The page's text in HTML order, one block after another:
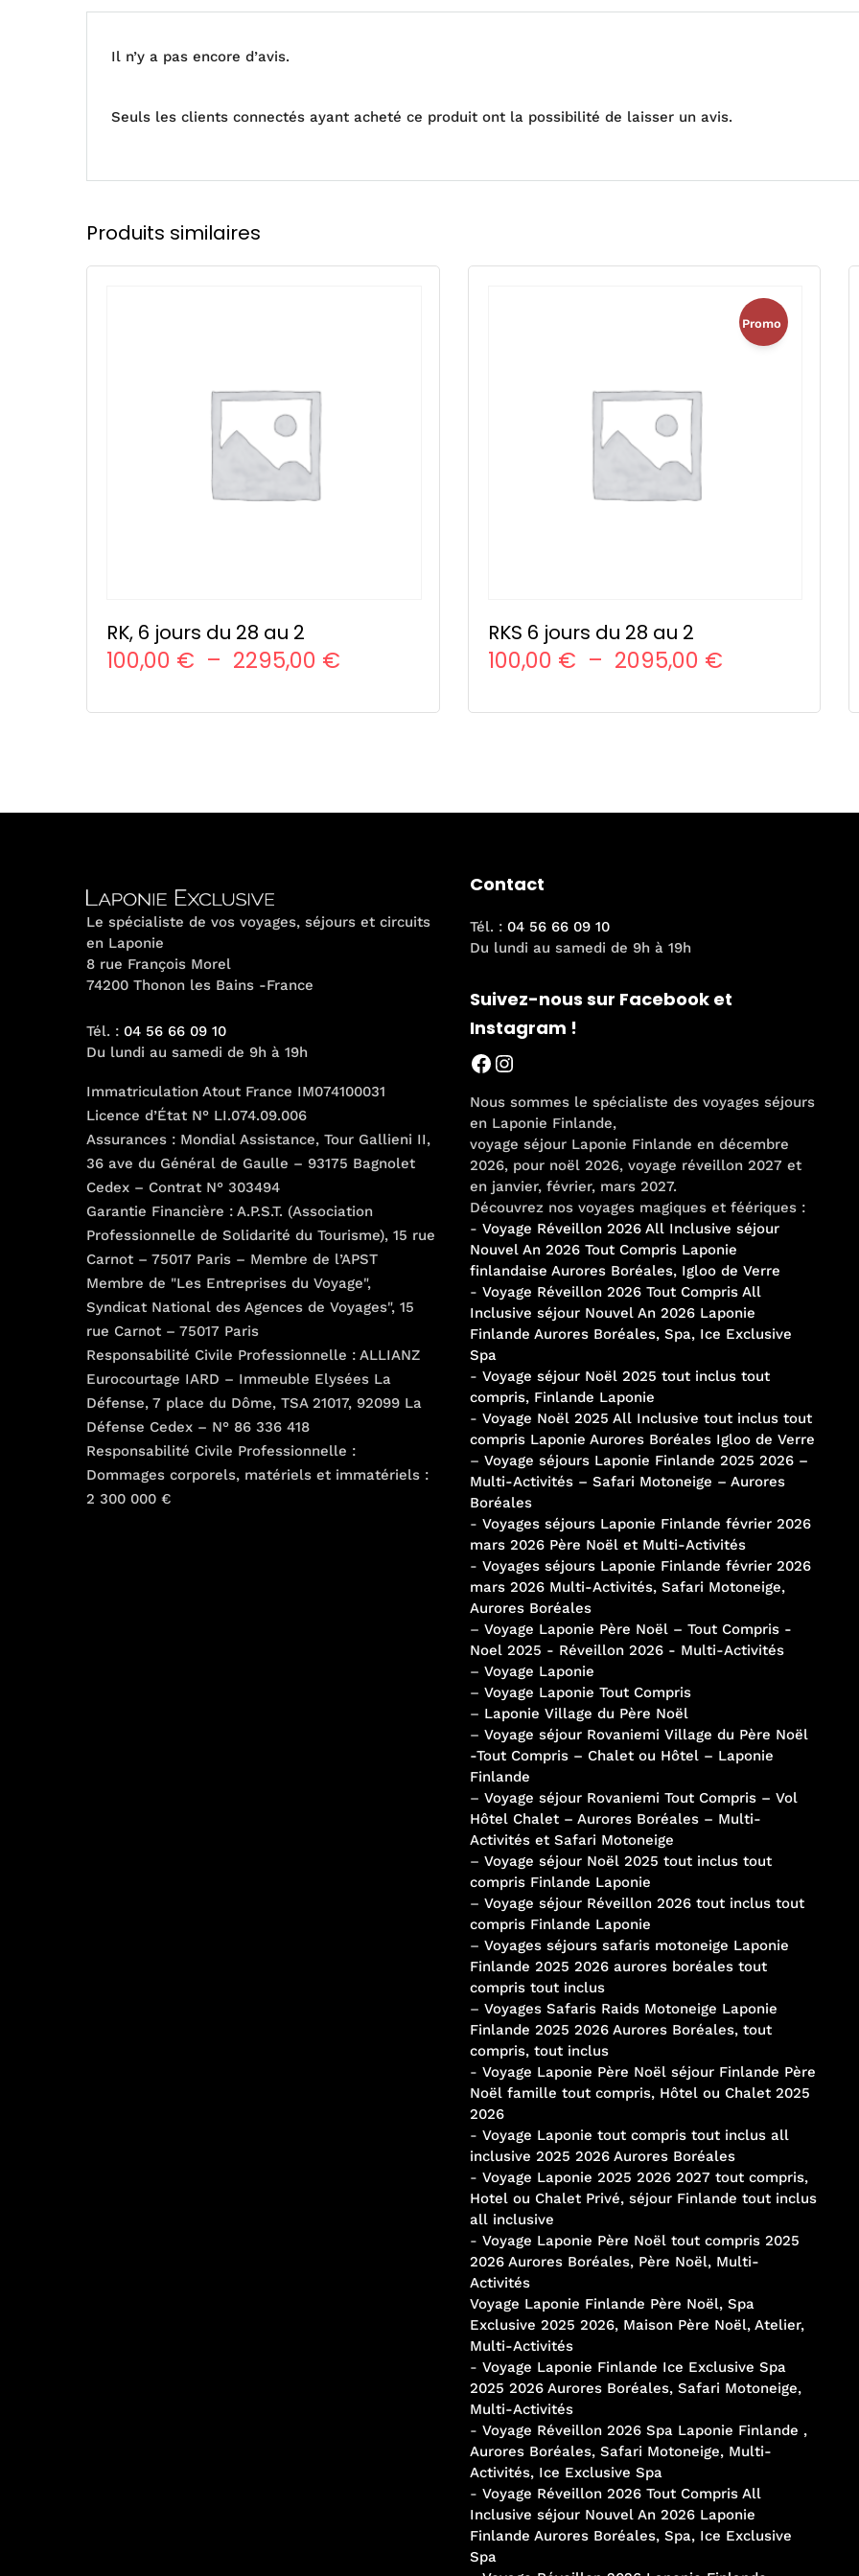
Il n’y a pas encore d’avis.
Seuls les clients connectés ayant acheté ce produit ont la possibilité de laisser un avis.
Produits similaires
RK, 6 jours du 28 au 2
100,00 € – 2295,00 €
prix :
2295,00 €
être
choisies
sur
la
page
produit
Promo
RKS 6 jours du 28 au 2
100,00 € – 2095,00 €Plage
prix :
2095,00 €
être
choisies
sur
page
produit
Le spécialiste de vos voyages, séjours et circuits
en Laponie
8 rue François Morel
74200 Thonon les Bains -France
Tél. : 04 56 66 09 10
Du lundi au samedi de 9h à 19h
Immatriculation Atout France IM074100031
Licence d’État N° LI.074.09.006
Assurances : Mondial Assistance, Tour Gallieni II,
36 ave du Général de Gaulle – 93175 Bagnolet
Cedex – Contrat N° 303494
Garantie Financière : A.P.S.T. (Association
Professionnelle de Solidarité du Tourisme), 15 rue
Carnot – 75017 Paris – Membre de l’APST
Membre de "Les Entreprises du Voyage",
Syndicat National des Agences de Voyages", 15
rue Carnot – 75017 Paris
Responsabilité Civile Professionnelle : ALLIANZ
Eurocourtage IARD – Immeuble Elysées La
Défense, 7 place du Dôme, TSA 21017, 92099 La
Défense Cedex – N° 86 336 418
Responsabilité Civile Professionnelle :
Dommages corporels, matériels et immatériels :
2 300 000 €
Contact
Tél. : 04 56 66 09 10
Du lundi au samedi de 9h à 19h
Suivez-nous sur Facebook et
Instagram !
Facebook
Instagram
Nous sommes le spécialiste des voyages séjours
en Laponie Finlande,
voyage séjour Laponie Finlande en décembre
2026, pour noël 2026, voyage réveillon 2027 et
en janvier, février, mars 2027.
Découvrez nos voyages magiques et féériques :
- Voyage Réveillon 2026 All Inclusive séjour
Nouvel An 2026 Tout Compris Laponie
finlandaise Aurores Boréales, Igloo de Verre
- Voyage Réveillon 2026 Tout Compris All
Inclusive séjour Nouvel An 2026 Laponie
Finlande Aurores Boréales, Spa, Ice Exclusive
Spa
- Voyage séjour Noël 2025 tout inclus tout
compris, Finlande Laponie
- Voyage Noël 2025 All Inclusive tout inclus tout
compris Laponie Aurores Boréales Igloo de Verre
– Voyage séjours Laponie Finlande 2025 2026 –
Multi-Activités – Safari Motoneige – Aurores
Boréales
- Voyages séjours Laponie Finlande février 2026
mars 2026 Père Noël et Multi-Activités
- Voyages séjours Laponie Finlande février 2026
mars 2026 Multi-Activités, Safari Motoneige,
Aurores Boréales
– Voyage Laponie Père Noël – Tout Compris -
Noel 2025 - Réveillon 2026 - Multi-Activités
– Voyage Laponie
– Voyage Laponie Tout Compris
– Laponie Village du Père Noël
– Voyage séjour Rovaniemi Village du Père Noël
-Tout Compris – Chalet ou Hôtel – Laponie
Finlande
– Voyage séjour Rovaniemi Tout Compris – Vol
Hôtel Chalet – Aurores Boréales – Multi-
Activités et Safari Motoneige
– Voyage séjour Noël 2025 tout inclus tout
compris Finlande Laponie
– Voyage séjour Réveillon 2026 tout inclus tout
compris Finlande Laponie
– Voyages séjours safaris motoneige Laponie
Finlande 2025 2026 aurores boréales tout
compris tout inclus
– Voyages Safaris Raids Motoneige Laponie
Finlande 2025 2026 Aurores Boréales, tout
compris, tout inclus
- Voyage Laponie Père Noël séjour Finlande Père
Noël famille tout compris, Hôtel ou Chalet 2025
2026
- Voyage Laponie tout compris tout inclus all
inclusive 2025 2026 Aurores Boréales
- Voyage Laponie 2025 2026 2027 tout compris,
Hotel ou Chalet Privé, séjour Finlande tout inclus
all inclusive
- Voyage Laponie Père Noël tout compris 2025
2026 Aurores Boréales, Père Noël, Multi-
Activités
Voyage Laponie Finlande Père Noël, Spa
Exclusive 2025 2026, Maison Père Noël, Atelier,
Multi-Activités
- Voyage Laponie Finlande Ice Exclusive Spa
2025 2026 Aurores Boréales, Safari Motoneige,
Multi-Activités
- Voyage Réveillon 2026 Spa Laponie Finlande ,
Aurores Boréales, Safari Motoneige, Multi-
Activités, Ice Exclusive Spa
- Voyage Réveillon 2026 Tout Compris All
Inclusive séjour Nouvel An 2026 Laponie
Finlande Aurores Boréales, Spa, Ice Exclusive
Spa